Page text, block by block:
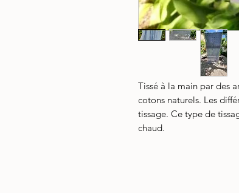
Tissé à la main par des
cotons naturels. Les
tissage. Ce type de
chaud.